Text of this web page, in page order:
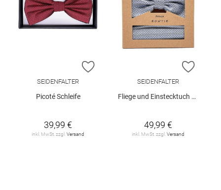
ZUR WUNSCHLISTE HINZUFÜGEN
SEIDENFALTER
Picoté Schleife
39,99 €
inkl. MwSt. zzgl.Versand
ZUR
SEIDENFALTER
Fliege und Einstecktuch Set
49,99 €
inkl. MwSt. zzgl.Versand